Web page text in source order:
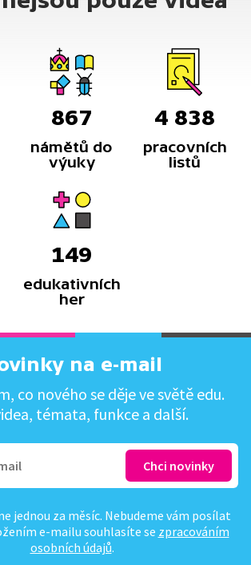
867
námětů do
výuky
4 838
pracovních
listů
149
edukativních
her
na e-mail
co nového se děje ve světě edu.
témata, funkce a další.
jednou za měsíc. Nebudeme vám posílat
e-mailu souhlasíte se zpracováním
osobních údajů.